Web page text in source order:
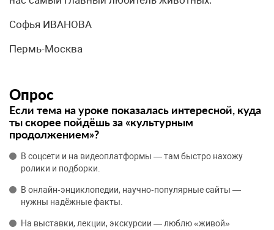
Софья ИВАНОВА
Пермь-Москва
Опрос
Если тема на уроке показалась интересной, куда
ты скорее пойдёшь за «культурным
продолжением»?
В соцсети и на видеоплатформы — там быстро нахожу
ролики и подборки.
В онлайн‑энциклопедии, научно‑популярные сайты —
нужны надёжные факты.
На выставки, лекции, экскурсии — люблю «живой»